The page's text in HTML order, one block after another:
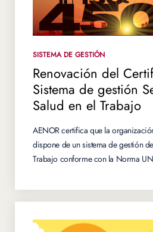
SISTEMA DE GESTIÓN
Renovación del
Sistema de gestión
Salud en el Trabajo
AENOR certifica que la
dispone de un sistema de gestión
Trabajo conforme con la Norma